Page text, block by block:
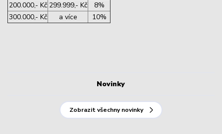
Novinky
Zobrazit všechny novinky
200.000,- Kč 299.999,- Kč
8%
300.000,- Kč
a více 10%